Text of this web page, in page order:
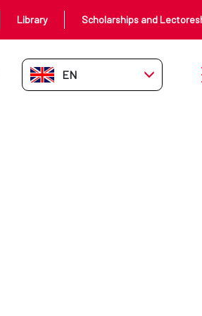
Library Scholarships and
EN-GB